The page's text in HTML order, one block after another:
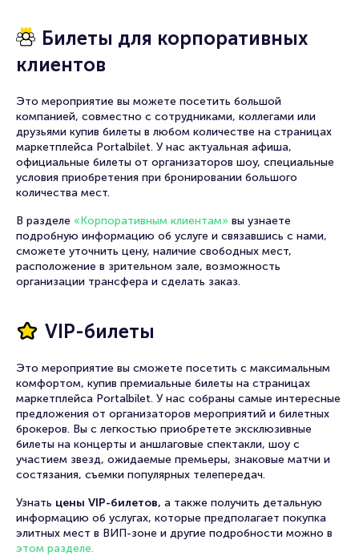
Билеты для корпоративных
клиентов
Это мероприятие вы можете посетить большой
компанией, совместно с сотрудниками, коллегами или
друзьями купив билеты в любом количестве на страницах
маркетплейса Portalbilet. У нас актуальная афиша,
официальные билеты от организаторов шоу, специальные
условия приобретения при бронировании большого
количества мест.
В разделе «Корпоративным клиентам» вы узнаете
подробную информацию об услуге и связавшись с нами,
сможете уточнить цену, наличие свободных мест,
расположение в зрительном зале, возможность
организации трансфера и сделать заказ.
VIP-билеты
Это мероприятие вы сможете посетить с максимальным
комфортом, купив премиальные билеты на страницах
маркетплейса Portalbilet. У нас собраны самые интересные
предложения от организаторов мероприятий и билетных
брокеров. Вы с легкостью приобретете эксклюзивные
билеты на концерты и аншлаговые спектакли, шоу с
участием звезд, ожидаемые премьеры, знаковые матчи и
состязания, съемки популярных телепередач.
Узнать цены VIP-билетов, а также получить детальную
информацию об услугах, которые предполагает покупка
элитных мест в ВИП-зоне и другие подробности можно в
этом разделе.